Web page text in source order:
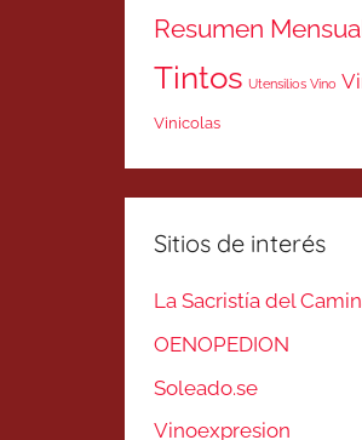
Resumen
Tintos Utensilios Vino
Vinicolas
Sitios de interés
La Sacristía del
OENOPEDION
Soleado.se
Vinoexpresion